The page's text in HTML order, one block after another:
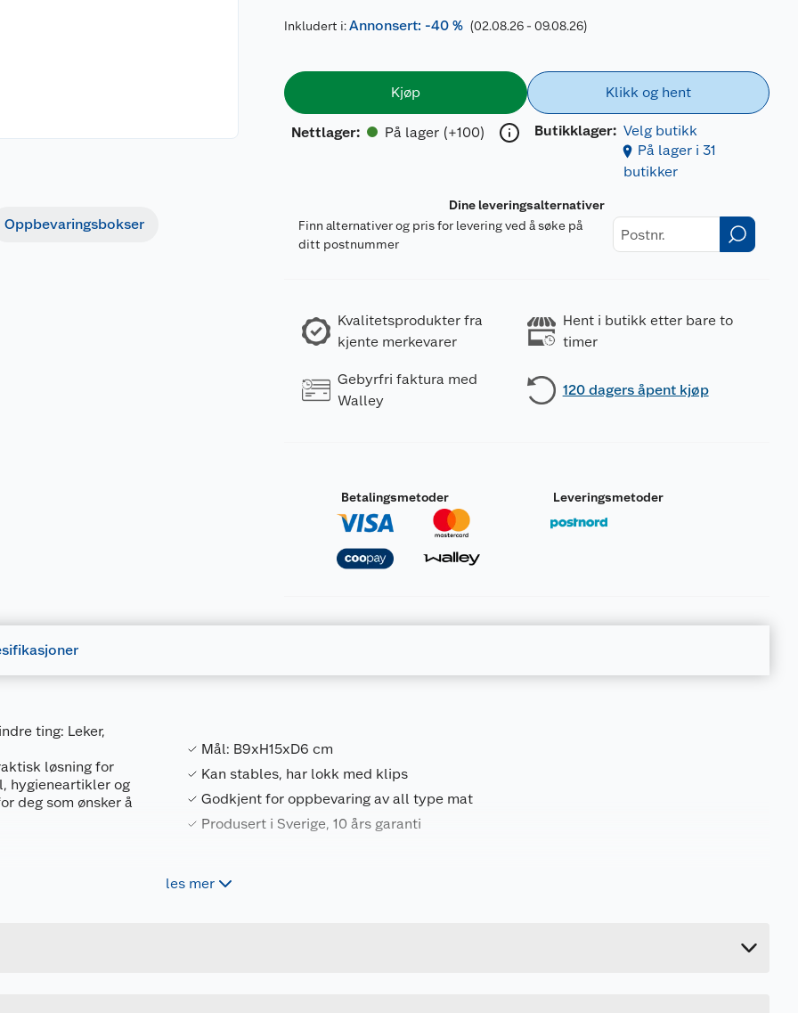
Oppbevaringsbokser
Inkludert i:Annonsert: -40 % (02.08.26 - 09.08.26)
Kjøp
Nettlager: På lager (+100)
Klikk og hent
Butikklager: Velg butikk
På lager i 31
butikker
Dine leveringsalternativer
Finn alternativer og pris for levering ved å søke på
ditt postnummer
Kvalitetsprodukter fra
kjente merkevarer
Hent i butikk etter bare to
timer
Gebyrfri faktura med
Walley
120 dagers åpent kjøp
Betalingsmetoder Leveringsmetoder
ting: Leker,
løsning for
hygieneartikler og
deg som ønsker å
Mål: B9xH15xD6 cm
Kan stables, har lokk med klips
Godkjent for oppbevaring av all type mat
Produsert i Sverige, 10 års garanti
les merForpakningsmål